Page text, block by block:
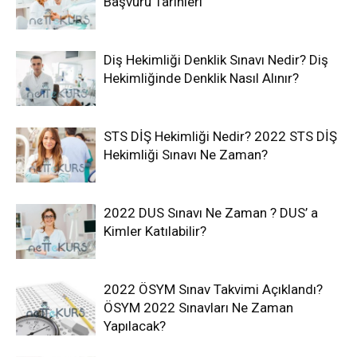
Diş Hekimliği Denklik Sınavı Nedir? Diş
Hekimliğinde Denklik Nasıl Alınır?
STS DİŞ Hekimliği Nedir? 2022 STS DİŞ
Hekimliği Sınavı Ne Zaman?
2022 DUS Sınavı Ne Zaman ? DUS’ a
Kimler Katılabilir?
2022 ÖSYM Sınav Takvimi Açıklandı?
ÖSYM 2022 Sınavları Ne Zaman
Yapılacak?